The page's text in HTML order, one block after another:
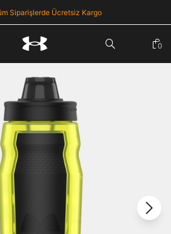
Siparişlerde Ücretsiz Kargo
0
Parolayı Yenile
Giriş Sayfasına Dön
Zaten hesabın var mı? Giriş yap